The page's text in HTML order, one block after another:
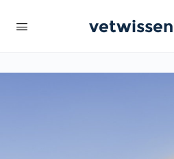
vetwissen